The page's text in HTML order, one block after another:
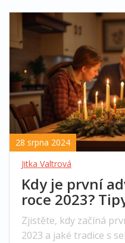
28 srpna 2024
Jitka Valtrová
Kdy je první
roce 2023?
Zjistěte, kdy začíná
2023 a jaké tradice s